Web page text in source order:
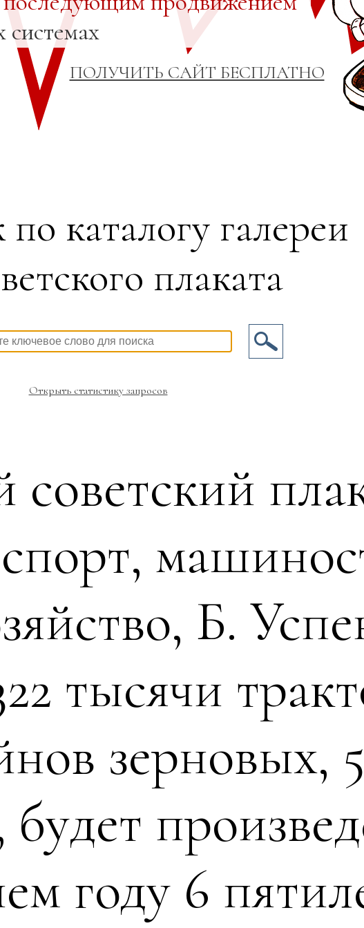
системах
ПОЛУЧИТЬ САЙТ БЕСПЛАТНО
каталогу галереи
плаката
Открыть статистику запросов
Б.
тысячи
зерновых,
году 6